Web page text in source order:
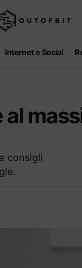
Internet e Social
consigli